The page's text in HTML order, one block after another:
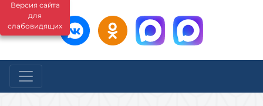
Версия сайта
для
слабовидящих